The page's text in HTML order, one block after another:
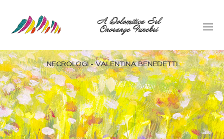
A Dolomitica Srl
Onoranze Funebri
NECROLOGI - VALENTINA BENEDETTI